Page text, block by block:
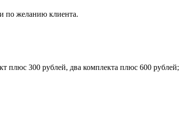
по желанию клиента.
плюс 300 рублей, два комплекта плюс 600 рублей;